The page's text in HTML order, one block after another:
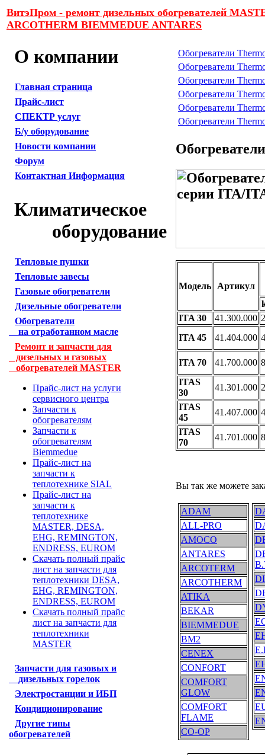
ВитэПром - ремонт дизельных обогревателей
ARCOTHERM BIEMMEDUE ANTARES
О компании
Главная страница
Прайс-лист
СПЕКТР услуг
Б/у оборудование
Новости компании
Форум
Контактная Информация
Климатическое
оборудование
Тепловые пушки
Тепловые завесы
Газовые обогреватели
Дизельные обогреватели
Обогреватели
на отработанном масле
Ремонт и запчасти для
дизельных и газовых
обогревателей MASTER
Прайс-лист на услуги
сервисного центра
Запчасти к
обогревателям
Запчасти к
обогревателям
Biemmedue
Прайс-лист на
запчасти к
теплотехнике SIAL
Прайс-лист на
запчасти к
теплотехнике
MASTER, DESA,
EHG, REMINGTON,
ENDRESS, EUROM
Скачать полный прайс
лист на запчасти для
теплотехники DESA,
EHG, REMINGTON,
ENDRESS, EUROM
Скачать полный прайс
лист на запчасти для
теплотехники
MASTER
Запчасти для газовых и
дизельных горелок
Электростанции и ИБП
Кондиционирование
Другие типы
обогревателей
Обогреватели
Обогреватели
Обогреватели
Обогреватели
Обогреватели
Обогреватели
Модель
Артикул
ITA 30
41.300.000
ITA 45
41.404.000
ITA 70 41.700.000
ITAS
30
41.301.000
ITAS
45
41.407.000
ITAS
70
41.701.000
Вы так же можете
ADAM
ALL-PRO
AMOCO
ANTARES
ARCOTERM
ARCOTHERM
ATIKA
BEKAR
BIEMMEDUE
BM2
CENEX
CONFORT
COMFORT
GLOW
COMFORT
FLAME
CO-OP